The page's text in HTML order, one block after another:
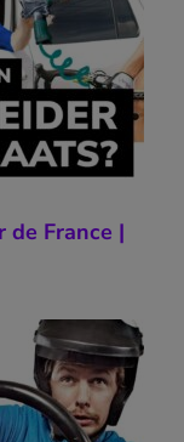
de France |